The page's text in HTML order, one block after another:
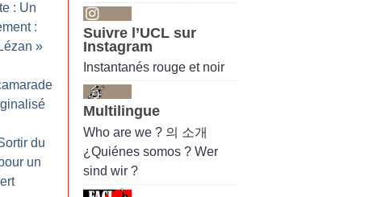
: Un
:
»
du
un
Suivre l’UCL sur
Instagram
Instantanés rouge et noir
Multilingue
Who are we ? 의 소개
¿Quiénes somos ? Wer
sind wir ?